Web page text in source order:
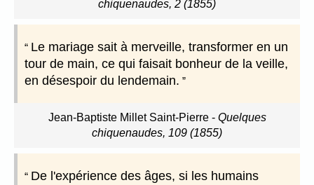
chiquenaudes, 2 (1855)
Le mariage sait à merveille, transformer en un
tour de main, ce qui faisait bonheur de la veille,
en désespoir du lendemain.
Jean-Baptiste Millet Saint-Pierre- Quelques
chiquenaudes, 109 (1855)
De l'expérience des âges, si les humains